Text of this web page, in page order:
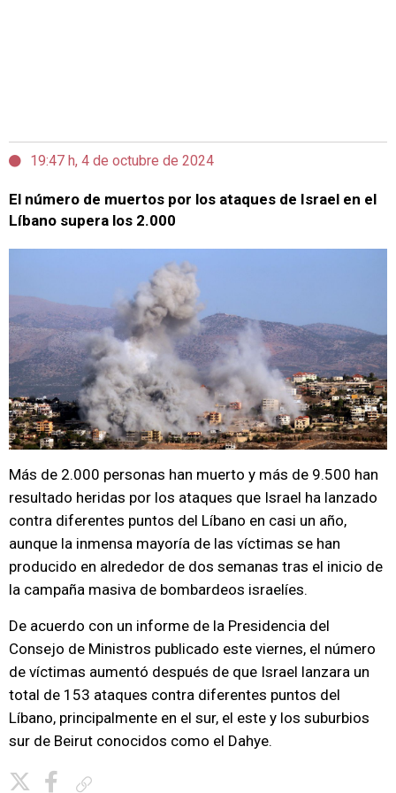
19:47 h, 4 de octubre de 2024
El número de muertos por los ataques de Israel en el
Líbano supera los 2.000
Más de 2.000 personas han muerto y más de 9.500 han
resultado heridas por los ataques que Israel ha lanzado
contra diferentes puntos del Líbano en casi un año,
aunque la inmensa mayoría de las víctimas se han
producido en alrededor de dos semanas tras el inicio de
la campaña masiva de bombardeos israelíes.
De acuerdo con un informe de la Presidencia del
Consejo de Ministros publicado este viernes, el número
de víctimas aumentó después de que Israel lanzara un
total de 153 ataques contra diferentes puntos del
Líbano, principalmente en el sur, el este y los suburbios
sur de Beirut conocidos como el Dahye.